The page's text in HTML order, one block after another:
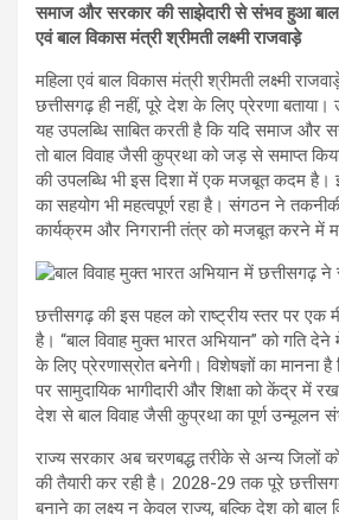
समाज और सरकार की साझेदारी से संभव हुआ बाल
एवं बाल विकास मंत्री श्रीमती लक्ष्मी राजवाड़े
महिला एवं बाल विकास मंत्री श्रीमती लक्ष्मी
छत्तीसगढ़ ही नहीं, पूरे देश के लिए प्रेरणा बताया।
यह उपलब्धि साबित करती है कि यदि समाज और
तो बाल विवाह जैसी कुप्रथा को जड़ से समाप्त
की उपलब्धि भी इस दिशा में एक मजबूत कदम
का सहयोग भी महत्वपूर्ण रहा है। संगठन ने
कार्यक्रम और निगरानी तंत्र को मजबूत करने में
छत्तीसगढ़ की इस पहल को राष्ट्रीय स्तर पर एक
है। “बाल विवाह मुक्त भारत अभियान” को गति
के लिए प्रेरणास्रोत बनेगी। विशेषज्ञों का मानना
पर सामुदायिक भागीदारी और शिक्षा को केंद्र में
देश से बाल विवाह जैसी कुप्रथा का पूर्ण उन्मूलन
राज्य सरकार अब चरणबद्ध तरीके से अन्य जिलों को
की तैयारी कर रही है। 2028-29 तक पूरे
बनाने का लक्ष्य न केवल राज्य, बल्कि देश को बाल